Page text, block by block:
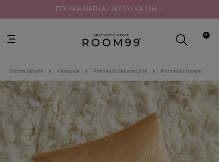
POLSKA MARKA / WYSYŁKA 24H ✨
0
Strona główna Kategorie Poszewki dekoracyjne Poszewki świąteczne